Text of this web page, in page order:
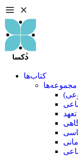
کتاب‌ها
مجموعه‌ها